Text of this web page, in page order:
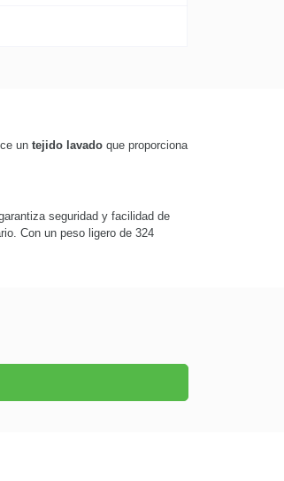
un tejido lavadoque proporciona
seguridad y facilidad de
Con un peso ligero de 324